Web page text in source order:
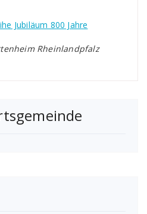
Jubiläum 800 Jahre
Rheinlandpfalz